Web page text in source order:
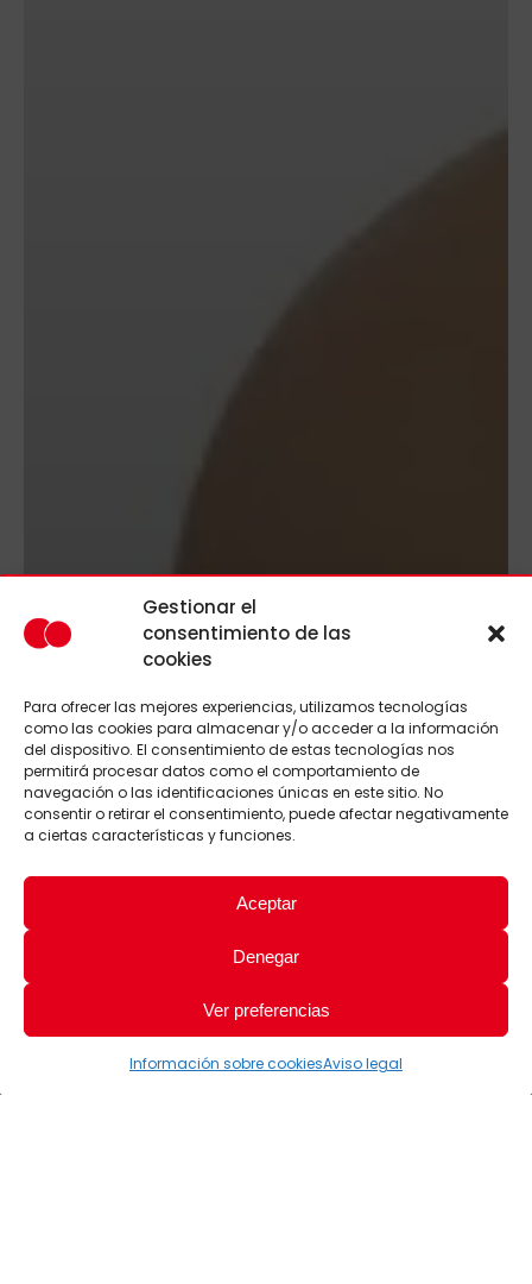
Gestionar el
consentimiento de las
cookies
Para ofrecer las mejores experiencias, utilizamos tecnologías
como las cookies para almacenar y/o acceder a la información
del dispositivo. El consentimiento de estas tecnologías nos
permitirá procesar datos como el comportamiento de
navegación o las identificaciones únicas en este sitio. No
consentir o retirar el consentimiento, puede afectar negativamente
a ciertas características y funciones.
Aceptar
Denegar
Ver preferencias
Información sobre cookiesAviso legal